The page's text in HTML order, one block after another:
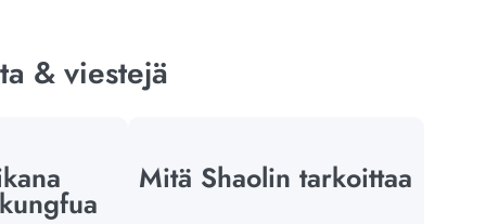
& viestejä
Mitä Shaolin tarkoittaa